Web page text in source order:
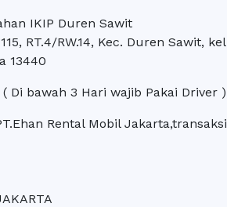
IKIP Duren Sawit
RT.4/RW.14, Kec. Duren Sawit,
13440
Di bawah 3 Hari wajib Pakai Driver )
Rental Mobil